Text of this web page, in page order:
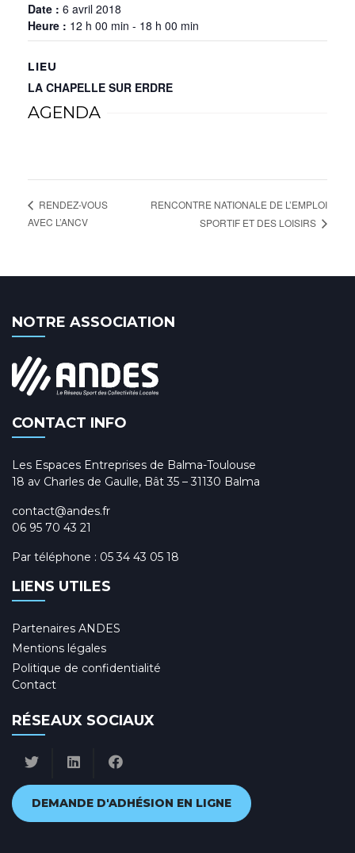
Date : 6 avril 2018
Heure : 12 h 00 min - 18 h 00 min
LIEU
LA CHAPELLE SUR ERDRE
AGENDA
RENDEZ-VOUS
AVEC L’ANCV
RENCONTRE NATIONALE DE L’EMPLOI
SPORTIF ET DES LOISIRS
NOTRE ASSOCIATION
CONTACT INFO
Les Espaces Entreprises de Balma-Toulouse
18 av Charles de Gaulle, Bât 35 – 31130 Balma
contact@andes.fr
06 95 70 43 21
Par téléphone : 05 34 43 05 18
LIENS UTILES
Partenaires ANDES
Mentions légales
Politique de confidentialité
Contact
RÉSEAUX SOCIAUX
DEMANDE D'ADHÉSION EN LIGNE